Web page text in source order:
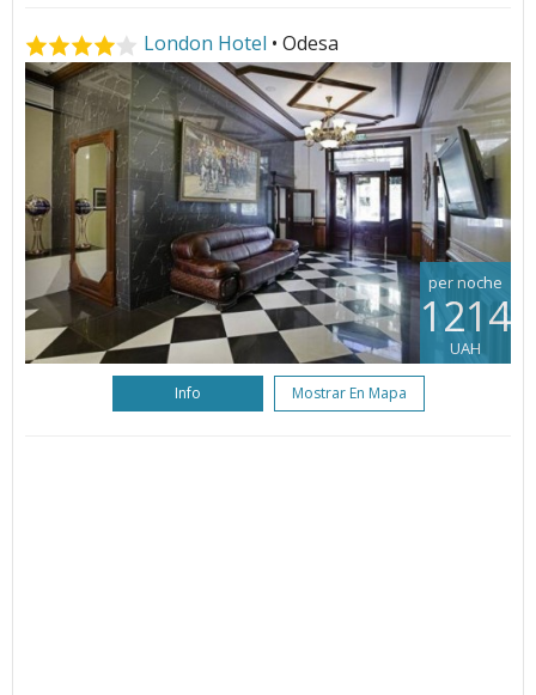
London Hotel • Odesa
per noche
1214
UAH
Info Mostrar En Mapa